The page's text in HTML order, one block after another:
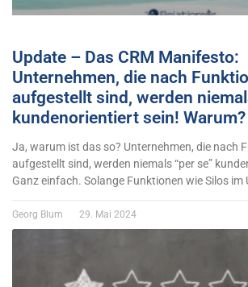
Update – Das CRM Manifesto:
Unternehmen, die nach
aufgestellt sind, werden
kundenorientiert sein! Warum?
Ja, warum ist das so? Unternehmen, die nach
aufgestellt sind, werden niemals “per se”
Ganz einfach. Solange Funktionen wie Silos im
Georg Blum 29. Mai 2024